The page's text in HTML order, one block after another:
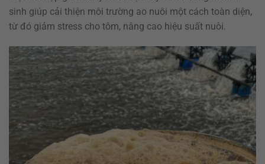
sinh giúp cải thiện môi trường ao nuôi một cách toàn diện,
từ đó giảm stress cho tôm, nâng cao hiệu suất nuôi.